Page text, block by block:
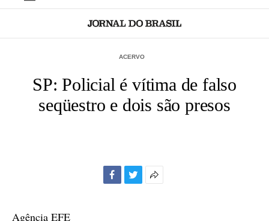
ACERVO
SP: Policial é vítima de falso
seqüestro e dois são presos
Agência EFE